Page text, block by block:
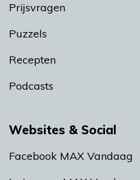
Prijsvragen
Puzzels
Recepten
Podcasts
Websites & Social
Facebook MAX Vandaag